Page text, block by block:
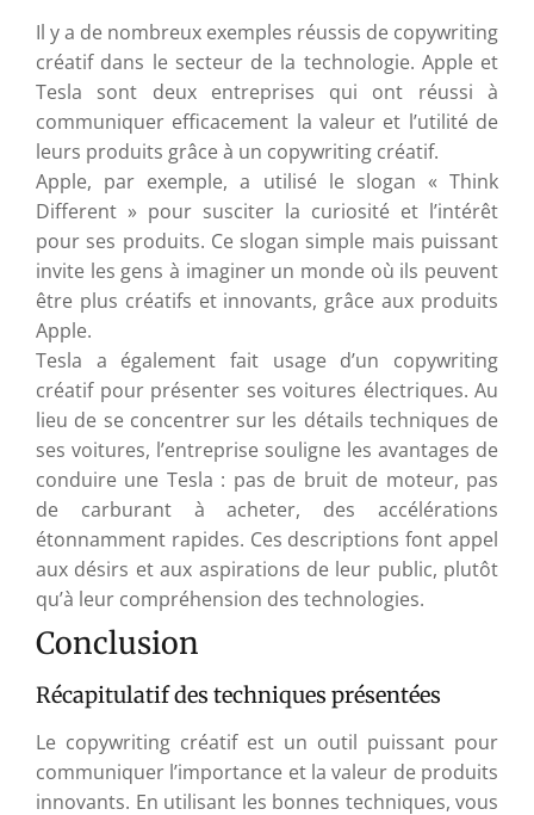
Il y a de nombreux exemples réussis de copywriting
créatif dans le secteur de la technologie. Apple et
Tesla sont deux entreprises qui ont réussi à
communiquer efficacement la valeur et l’utilité de
leurs produits grâce à un copywriting créatif.
Apple, par exemple, a utilisé le slogan « Think
Different » pour susciter la curiosité et l’intérêt
pour ses produits. Ce slogan simple mais puissant
invite les gens à imaginer un monde où ils peuvent
être plus créatifs et innovants, grâce aux produits
Apple.
Tesla a également fait usage d’un copywriting
créatif pour présenter ses voitures électriques. Au
lieu de se concentrer sur les détails techniques de
ses voitures, l’entreprise souligne les avantages de
conduire une Tesla : pas de bruit de moteur, pas
de carburant à acheter, des accélérations
étonnamment rapides. Ces descriptions font appel
aux désirs et aux aspirations de leur public, plutôt
qu’à leur compréhension des technologies.
Conclusion
Récapitulatif des techniques présentées
Le copywriting créatif est un outil puissant pour
communiquer l’importance et la valeur de produits
innovants. En utilisant les bonnes techniques, vous